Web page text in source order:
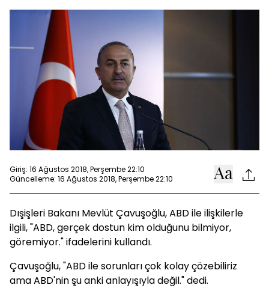
Giriş: 16 Ağustos 2018, Perşembe 22:10
Güncelleme: 16 Ağustos 2018, Perşembe 22:10
Dışişleri Bakanı Mevlüt Çavuşoğlu, ABD ile ilişkilerle
ilgili, "ABD, gerçek dostun kim olduğunu bilmiyor,
göremiyor." ifadelerini kullandı.
Çavuşoğlu, "ABD ile sorunları çok kolay çözebiliriz
ama ABD'nin şu anki anlayışıyla değil." dedi.